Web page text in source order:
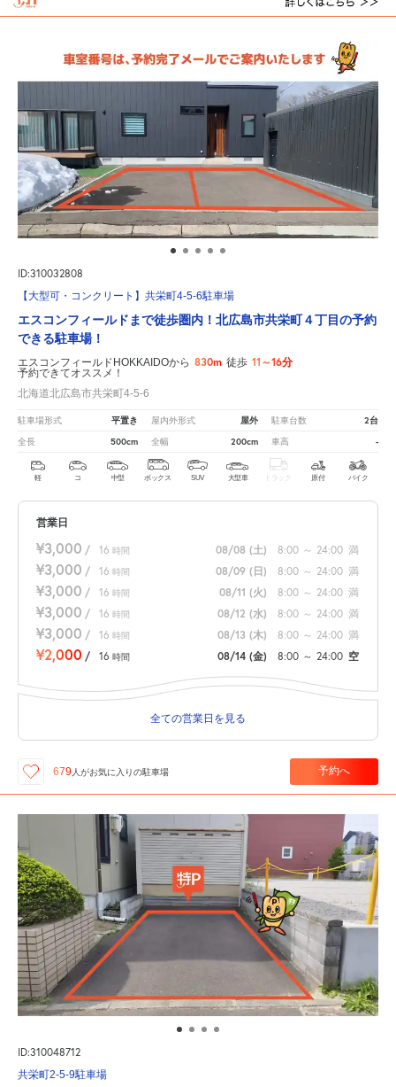
ID:310032808
【大型可・コンクリート】共栄町4-5-6駐車場
エスコンフィールドまで徒歩圏内！北広島市共栄町４丁目の予約
できる駐車場！
エスコンフィールドHOKKAIDOから 830m 徒歩 11～16分
予約できてオススメ！
北海道北広島市共栄町4-5-6
駐車場形式 平置き 屋内外形式 屋外 駐車台数 2台
全長 500cm 全幅 200cm 車高 -
軽 コ 中型 ボックス SUV 大型車 トラック 原付 バイク
営業日
¥3,000 / 16 時間 08/08 (土) 8:00 ～ 24:00 満
¥3,000 / 16 時間 08/09 (日) 8:00 ～ 24:00 満
¥3,000 / 16 時間 08/11 (火) 8:00 ～ 24:00 満
¥3,000 / 16 時間 08/12 (水) 8:00 ～ 24:00 満
¥3,000 / 16 時間 08/13 (木) 8:00 ～ 24:00 満
¥2,000 / 16 時間 08/14 (金) 8:00 ～ 24:00 空
全ての営業日を見る
679 人がお気に入りの駐車場 予約へ
ID:310048712
共栄町2-5-9駐車場